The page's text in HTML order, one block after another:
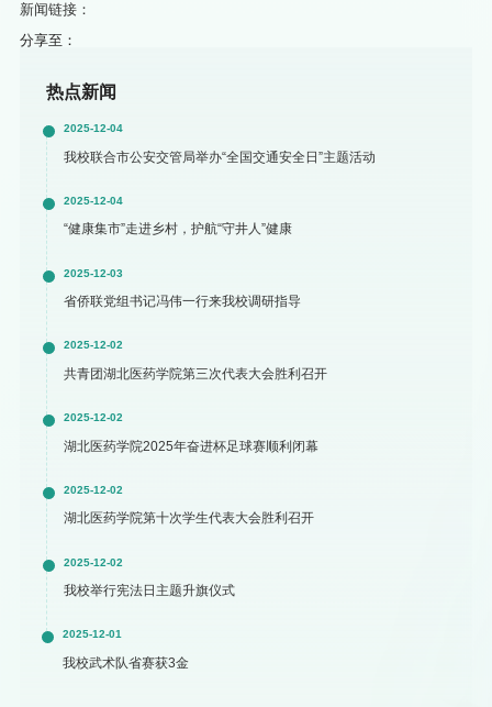
新闻链接：
分享至：
热点新闻
2025-12-04
我校联合市公安交管局举办“全国交通安全日”主题活动
2025-12-04
“健康集市”走进乡村，护航“守井人”健康
2025-12-03
省侨联党组书记冯伟一行来我校调研指导
2025-12-02
共青团湖北医药学院第三次代表大会胜利召开
2025-12-02
湖北医药学院2025年奋进杯足球赛顺利闭幕
2025-12-02
湖北医药学院第十次学生代表大会胜利召开
2025-12-02
我校举行宪法日主题升旗仪式
2025-12-01
我校武术队省赛获3金